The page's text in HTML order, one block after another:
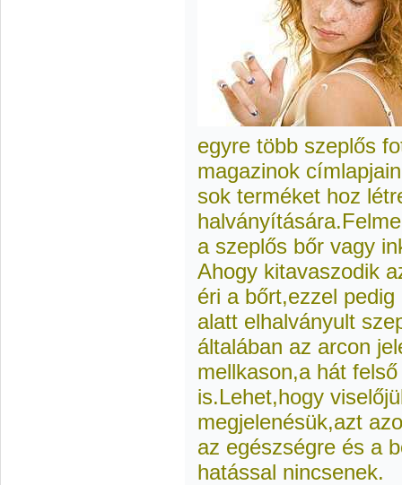
egyre több szeplős
magazinok
sok terméket hoz
a szeplős bőr vagy
Ahogy kitavaszodik
éri a bőrt,ezzel
alatt elhalványult
általában az arcon
mellkason,a hát
is.Lehet,hogy
megjelenésük,azt
az egészségre és a
hatással nincsenek.